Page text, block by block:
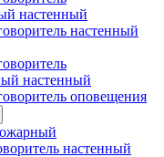
настенный
настенный
настенный
оповещения
настенный